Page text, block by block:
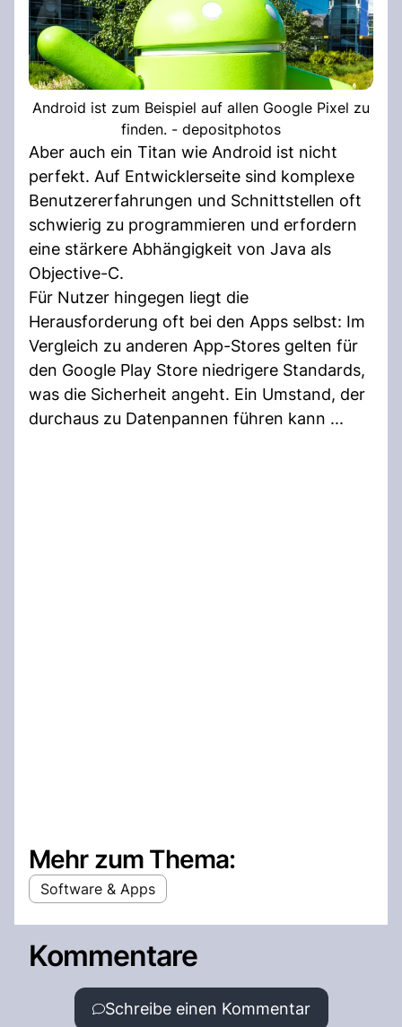
Android ist zum Beispiel auf allen Google Pixel zu
finden. - depositphotos
Aber auch ein Titan wie Android ist nicht
perfekt. Auf Entwicklerseite sind komplexe
Benutzererfahrungen und Schnittstellen oft
schwierig zu programmieren und erfordern
eine stärkere Abhängigkeit von Java als
Objective-C.
Für Nutzer hingegen liegt die
Herausforderung oft bei den Apps selbst: Im
Vergleich zu anderen App-Stores gelten für
den Google Play Store niedrigere Standards,
was die Sicherheit angeht. Ein Umstand, der
durchaus zu Datenpannen führen kann ...
Mehr zum Thema:
Software & Apps
Kommentare
Schreibe einen Kommentar